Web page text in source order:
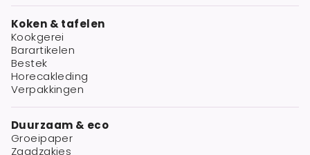
Koken & tafelen
Kookgerei
Barartikelen
Bestek
Horecakleding
Verpakkingen
Duurzaam & eco
Groeipaper
Zaadzakjes